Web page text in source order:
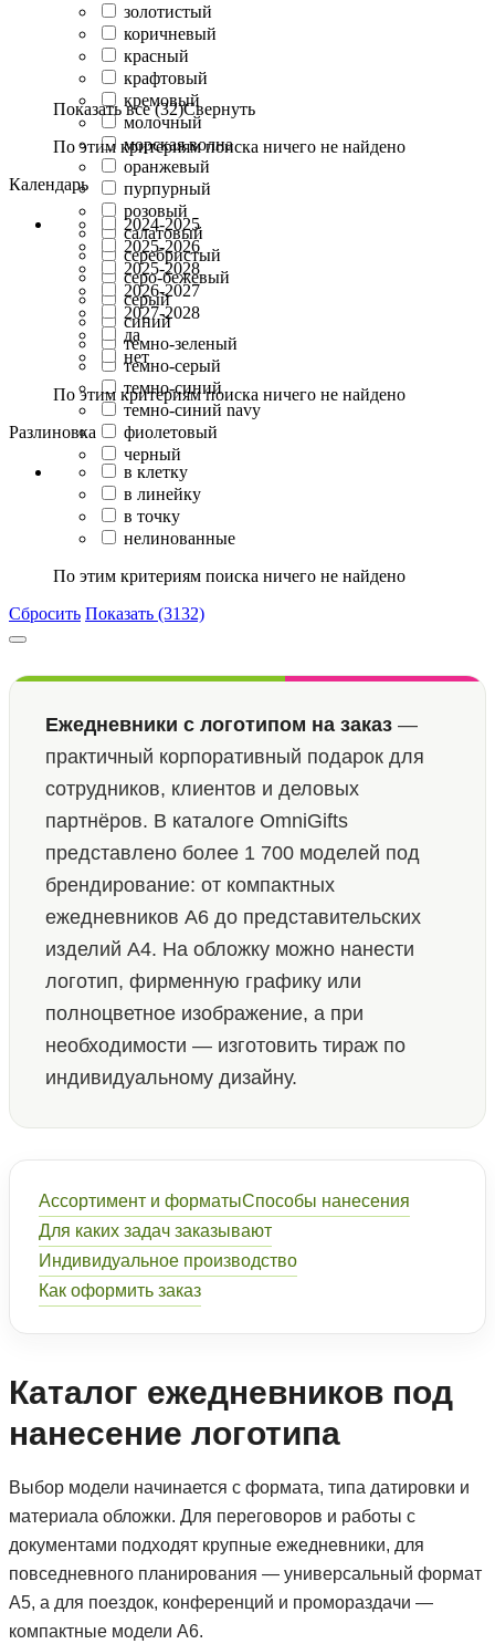
золотистый
коричневый
красный
крафтовый
кремовый
молочный
морская волна
оранжевый
пурпурный
розовый
салатовый
серебристый
серо-бежевый
серый
синий
темно-зеленый
темно-серый
темно-синий
темно-синий navy
фиолетовый
черный
Показать все (32)Свернуть
По этим критериям поиска ничего не найдено
Календарь
2024-2025
2025-2026
2025-2028
2026-2027
2027-2028
да
нет
По этим критериям поиска ничего не найдено
Разлиновка
в клетку
в линейку
в точку
нелинованные
По этим критериям поиска ничего не найдено
Сбросить Показать (3132)
Ежедневники с логотипом на заказ —
практичный корпоративный подарок для
сотрудников, клиентов и деловых
партнёров. В каталоге OmniGifts
представлено более 1 700 моделей под
брендирование: от компактных
ежедневников А6 до представительских
изделий А4. На обложку можно нанести
логотип, фирменную графику или
полноцветное изображение, а при
необходимости — изготовить тираж по
индивидуальному дизайну.
Ассортимент и форматыСпособы нанесения
Для каких задач заказывают
Индивидуальное производство
Как оформить заказ
Каталог ежедневников под
нанесение логотипа
Выбор модели начинается с формата, типа датировки и
материала обложки. Для переговоров и работы с
документами подходят крупные ежедневники, для
повседневного планирования — универсальный формат
А5, а для поездок, конференций и промораздачи —
компактные модели А6.